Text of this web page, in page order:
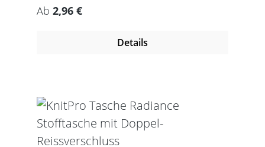
Regulärer Preis:
Ab 2,96 €
Details